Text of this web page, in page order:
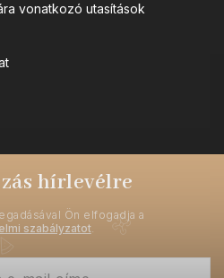
vonatkozó utasítások
hírlevélre
Ön elfogadja a
szabályzatot.